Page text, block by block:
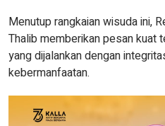
Menutup rangkaian wisuda ini,
Thalib memberikan pesan kuat
yang dijalankan dengan
kebermanfaatan.